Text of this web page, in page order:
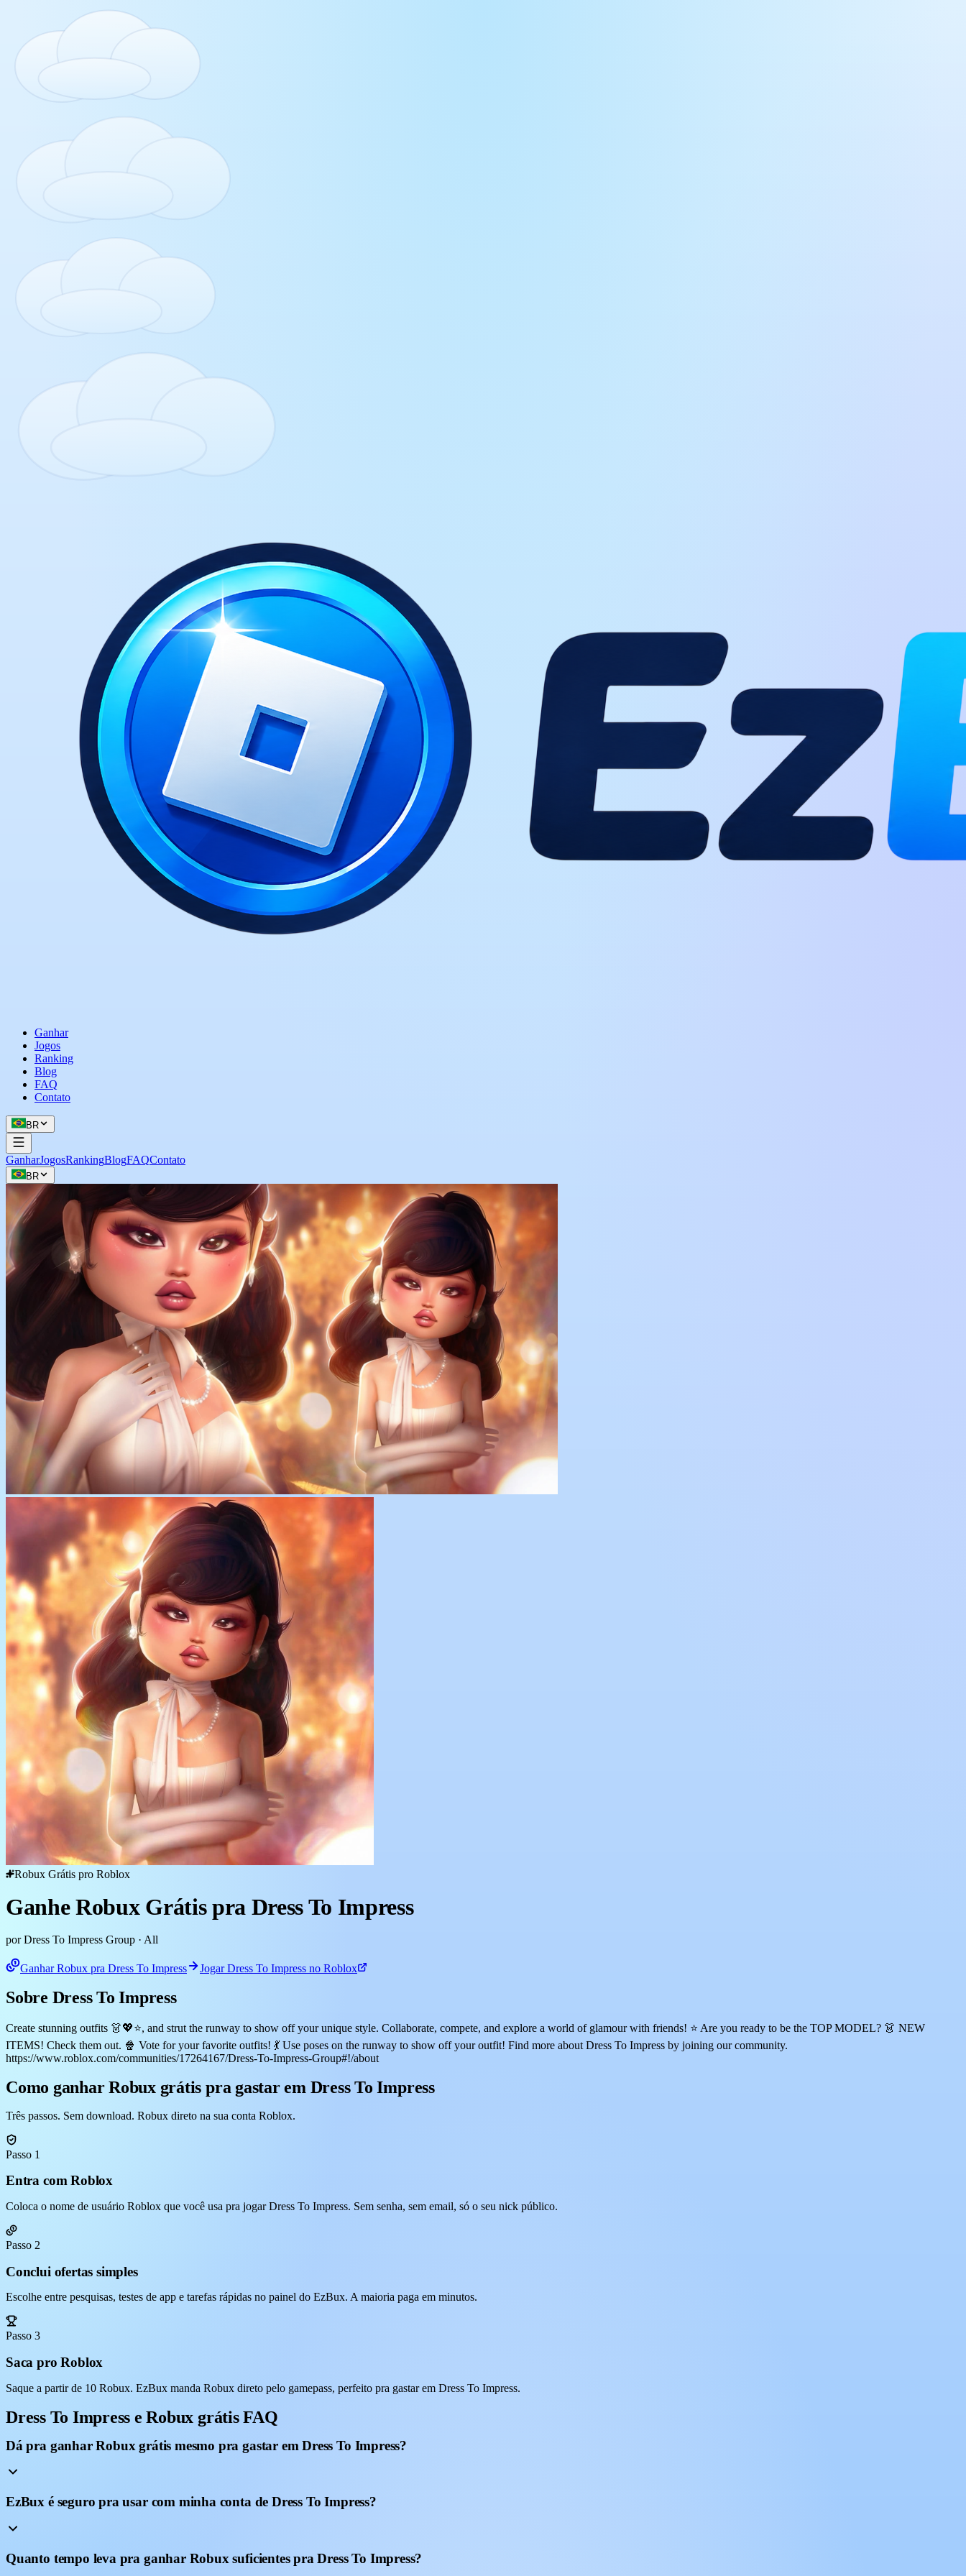
Ganhar
Jogos
Ranking
Blog
FAQ
Contato
BR
GanharJogosRankingBlogFAQContato
BR
Robux Grátis pro Roblox
Ganhe Robux Grátis pra Dress To Impress
por Dress To Impress Group · All
Ganhar Robux pra Dress To Impress Jogar Dress To Impress no Roblox
Sobre Dress To Impress
Create stunning outfits 👗💖⭐, and strut the runway to show off your unique style. Collaborate, compete, and explore a world of glamour with friends! ⭐ Are you ready to be the TOP MODEL? 👗 NEW
ITEMS! Check them out. 🍿 Vote for your favorite outfits! 💃 Use poses on the runway to show off your outfit! Find more about Dress To Impress by joining our community.
https://www.roblox.com/communities/17264167/Dress-To-Impress-Group#!/about
Como ganhar Robux grátis pra gastar em Dress To Impress
Três passos. Sem download. Robux direto na sua conta Roblox.
Passo 1
Entra com Roblox
Coloca o nome de usuário Roblox que você usa pra jogar Dress To Impress. Sem senha, sem email, só o seu nick público.
Passo 2
Conclui ofertas simples
Escolhe entre pesquisas, testes de app e tarefas rápidas no painel do EzBux. A maioria paga em minutos.
Passo 3
Saca pro Roblox
Saque a partir de 10 Robux. EzBux manda Robux direto pelo gamepass, perfeito pra gastar em Dress To Impress.
Dress To Impress e Robux grátis FAQ
Dá pra ganhar Robux grátis mesmo pra gastar em Dress To Impress?
EzBux é seguro pra usar com minha conta de Dress To Impress?
Quanto tempo leva pra ganhar Robux suficientes pra Dress To Impress?